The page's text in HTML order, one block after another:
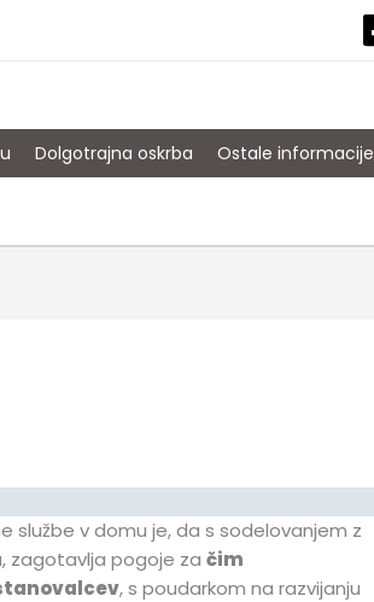
Dolgotrajna oskrba Ostale informacije
službe v domu je, da s sodelovanjem z
zagotavlja pogoje za čim
, s poudarkom na razvijanju